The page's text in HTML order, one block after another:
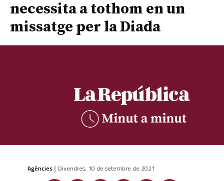
necessita a tothom en un
missatge per la Diada
Agències | Divendres, 10 de setembre de 2021